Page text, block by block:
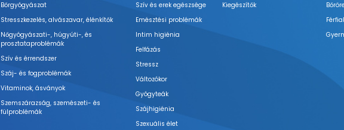
Bőrgyógyászat
Stresszkezelés, alvászavar, élénkítők
Nőgyógyászati-, húgyúti-, és
prosztataproblémák
Szív és érrendszer
Száj- és fogproblémák
Vitaminok, ásványok
Szemszárazság, szemészeti- és
fülproblémák
Szív és erek egészsége
Emésztési problémák
Intim higiénia
Felfázás
Stressz
Változókor
Gyógyteák
Szájhigiénia
Szexuális élet
Kiegészítők